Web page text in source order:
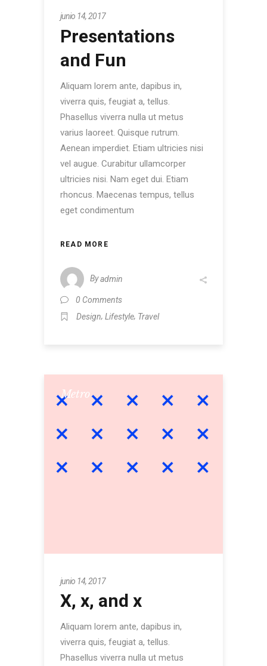
junio 14, 2017
Presentations
and Fun
Aliquam lorem ante, dapibus in,
viverra quis, feugiat a, tellus.
Phasellus viverra nulla ut metus
varius laoreet. Quisque rutrum.
Aenean imperdiet. Etiam ultricies nisi
vel augue. Curabitur ullamcorper
ultricies nisi. Nam eget dui. Etiam
rhoncus. Maecenas tempus, tellus
eget condimentum
READ MORE
Byadmin
0 Comments
Design, Lifestyle, Travel
Metro
junio 14, 2017
X, x, and x
Aliquam lorem ante, dapibus in,
viverra quis, feugiat a, tellus.
Phasellus viverra nulla ut metus